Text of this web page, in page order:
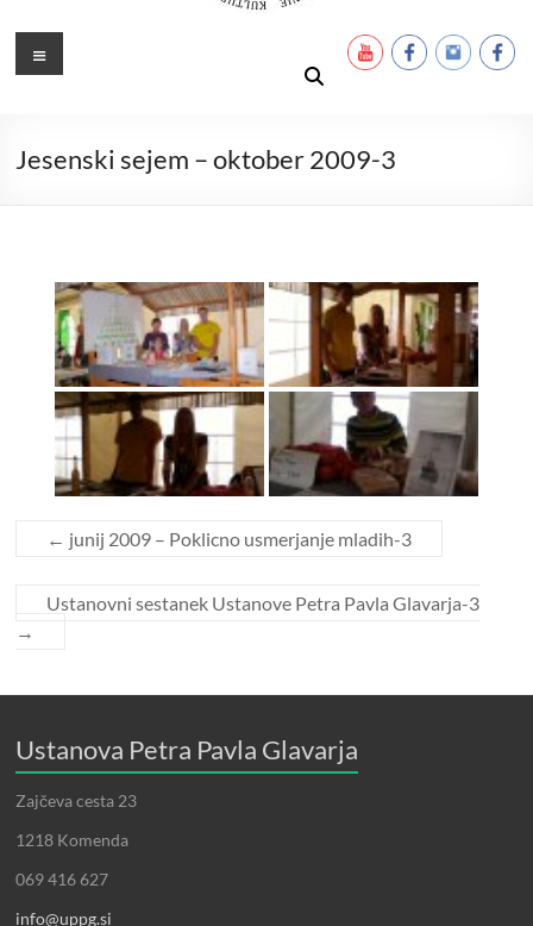
Ustanova Petra Pavla Glavarja
Meni
Jesenski sejem – oktober 2009-3
← junij 2009 – Poklicno usmerjanje mladih-3
Ustanovni sestanek Ustanove Petra Pavla Glavarja-3
→
Ustanova Petra Pavla Glavarja
Zajčeva cesta 23
1218 Komenda
069 416 627
info@uppg.si